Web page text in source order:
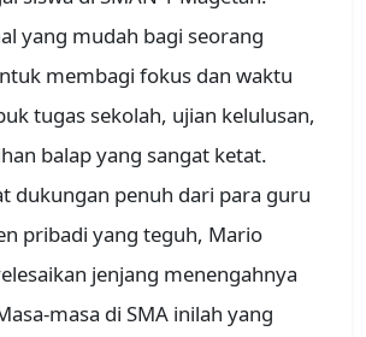
yang mudah bagi seorang
membagi fokus dan waktu
tugas sekolah, ujian kelulusan,
balap yang sangat ketat.
dukungan penuh dari para guru
pribadi yang teguh, Mario
jenjang menengahnya
masa di SMA inilah yang